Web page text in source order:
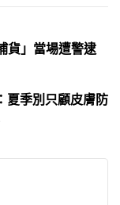
貨」當場遭警逮
季別只顧皮膚防